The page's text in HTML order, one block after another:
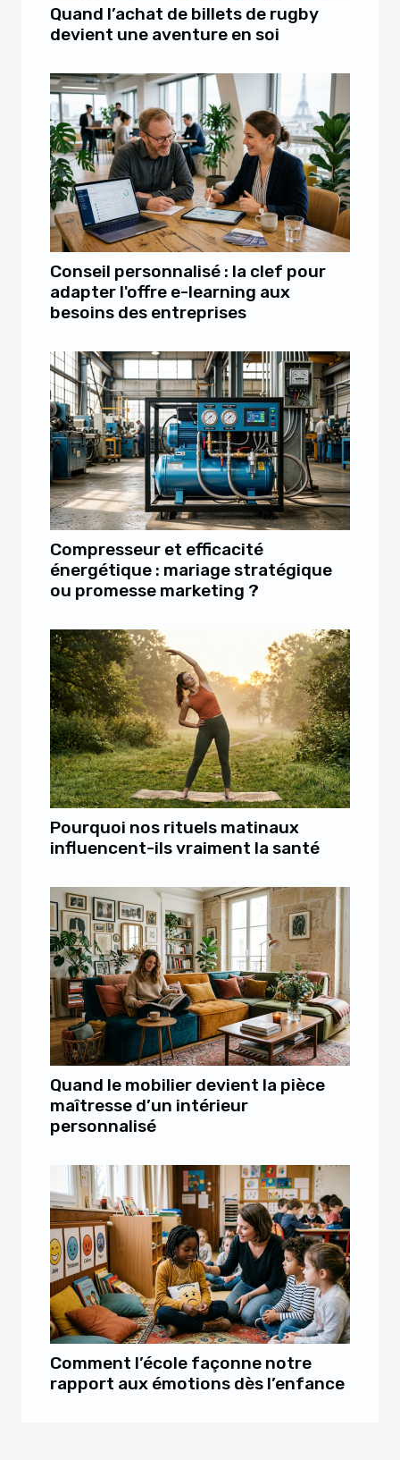
Quand l’achat de billets de rugby
devient une aventure en soi
Conseil personnalisé : la clef pour
adapter l'offre e-learning aux
besoins des entreprises
Compresseur et efficacité
énergétique : mariage stratégique
ou promesse marketing ?
Pourquoi nos rituels matinaux
influencent-ils vraiment la santé
Quand le mobilier devient la pièce
maîtresse d’un intérieur
personnalisé
Comment l’école façonne notre
rapport aux émotions dès l’enfance